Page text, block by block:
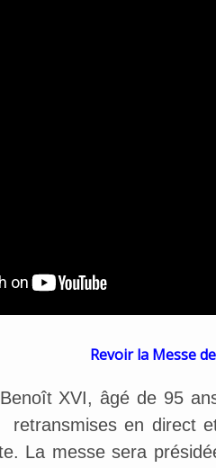
Revoir la Messe
XVI, âgé de 95
retransmises en direct
La messe sera